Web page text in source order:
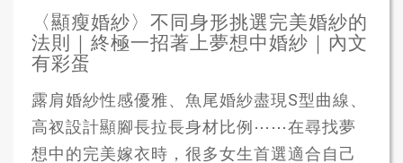
〈顯瘦婚紗〉不同身形挑選完美婚紗的
法則｜終極一招著上夢想中婚紗｜內文
有彩蛋
露肩婚紗性感優雅、魚尾婚紗盡現S型曲線、
高衩設計顯腳長拉長身材比例⋯⋯在尋找夢
想中的完美嫁衣時，很多女生首選適合自己